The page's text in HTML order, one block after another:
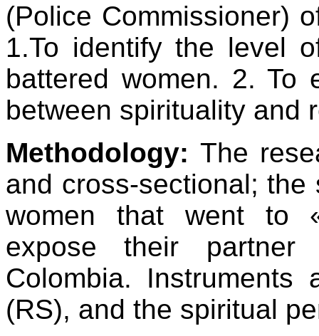
(Police Commissioner)
1.To identify the level
battered women. 2. To
between spirituality and
Methodology: The
and cross-sectional;
women that went to
expose their
Colombia. Instruments
(RS), and the spiritual